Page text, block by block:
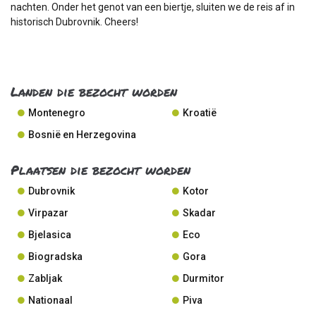
nachten. Onder het genot van een biertje, sluiten we de reis af in
historisch Dubrovnik. Cheers!
Landen die bezocht worden
Montenegro
Kroatië
Bosnië en Herzegovina
Plaatsen die bezocht worden
Dubrovnik
Kotor
Virpazar
Skadar
Bjelasica
Eco
Biogradska
Gora
Zabljak
Durmitor
Nationaal
Piva